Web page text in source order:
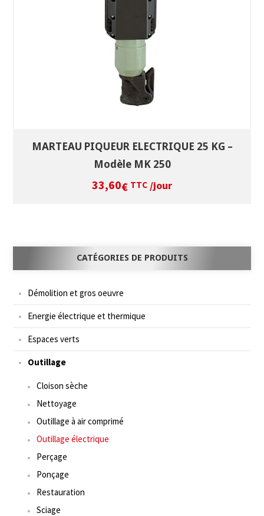
MARTEAU PIQUEUR ELECTRIQUE 25 KG –
Modèle MK 250
33,60€ TTC /jour
CATÉGORIES DE PRODUITS
Démolition et gros oeuvre
Energie électrique et thermique
Espaces verts
Outillage
Cloison sèche
Nettoyage
Outillage à air comprimé
Outillage électrique
Perçage
Ponçage
Restauration
Sciage